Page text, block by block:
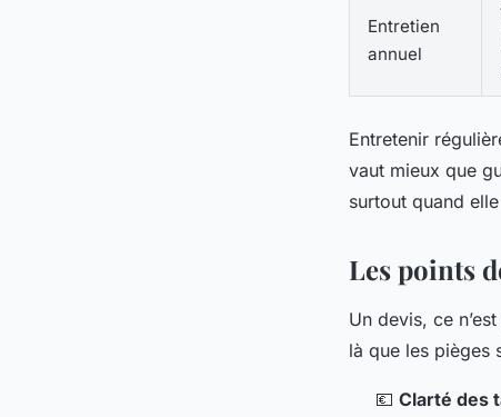
Entretien
annuel
Entretenir
vaut mieux que
surtout quand
Les points
Un devis, ce
là que les pièges
💶 Clarté des